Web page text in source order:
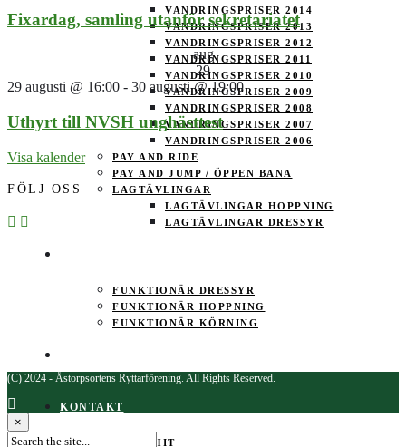
VANDRINGSPRISER 2014
VANDRINGSPRISER 2013
VANDRINGSPRISER 2012
VANDRINGSPRISER 2011
VANDRINGSPRISER 2010
VANDRINGSPRISER 2009
VANDRINGSPRISER 2008
VANDRINGSPRISER 2007
VANDRINGSPRISER 2006
PAY AND RIDE
PAY AND JUMP / ÖPPEN BANA
LAGTÄVLINGAR
LAGTÄVLINGAR HOPPNING
LAGTÄVLINGAR DRESSYR
FUNKTIONÄR DRESSYR
FUNKTIONÄR HOPPNING
FUNKTIONÄR KÖRNING
KONTAKT
HITTA HIT
Fixardag, samling utanför sekretariatet
aug
29
29 augusti @ 16:00 - 30 augusti @ 19:00
Uthyrt till NVSH unghästtest
Visa kalender
FÖLJ OSS
(C) 2024 - Åstorpsortens Ryttarförening. All Rights Reserved.
×